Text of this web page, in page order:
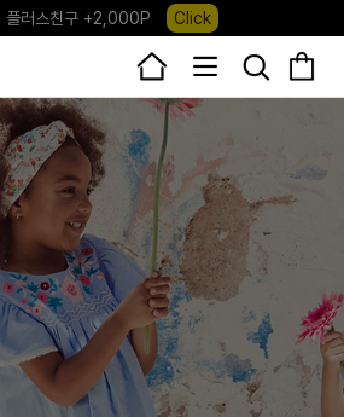
플러스친구 +2,000P
Click
앱 다운로드 +3,000P
Down